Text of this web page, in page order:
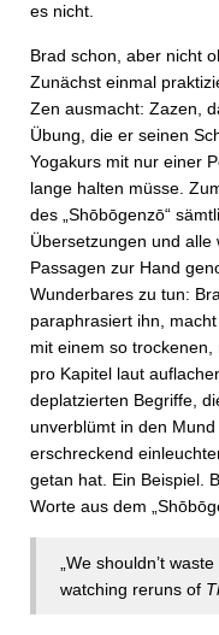
es nicht.
Brad schon, aber nicht
Zunächst einmal
Zen ausmacht: Zazen,
Übung, die er seinen
Yogakurs mit nur einer
lange halten müsse.
des „Shōbōgenzō“
Übersetzungen und
Passagen zur Hand
Wunderbares zu tun:
paraphrasiert ihn,
mit einem so
pro Kapitel laut
deplatzierten Begriffe,
unverblümt in den
erschreckend
getan hat. Ein Beispiel.
Worte aus dem
„We shouldn’t
watching reruns of